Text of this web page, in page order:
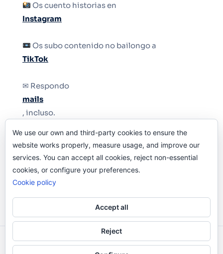
Os cuento historias en
Instagram
Os subo contenido no bailongo a
TikTok
✉ Respondo
mails
, incluso.
Y si una persona no puede tener teléfono, que
le quiten el teléfono.
Odi O'Malley © 2016-2025. Todos Los Derechos
We use our own and third-party cookies to ensure the
website works properly, measure usage, and improve our
services. You can accept all cookies, reject non-essential
cookies, or configure your preferences.
Cookie policy
Accept all
Reject